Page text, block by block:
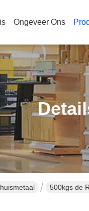
Ongeveer Ons
500kgs de